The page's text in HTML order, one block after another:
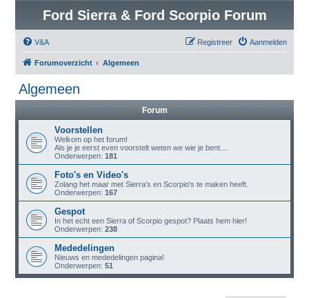
Ford Sierra & Ford Scorpio Forum
V&A Aanmelden
Registreer
Forumoverzicht Algemeen
Algemeen
Forum
Voorstellen
Welkom op het forum!
Als je je eerst even voorstelt weten we wie je bent....
Onderwerpen: 181
Foto's en Video's
Zolang het maar met Sierra's en Scorpio's te maken heeft.
Onderwerpen: 167
Gespot
In het echt een Sierra of Scorpio gespot? Plaats hem hier!
Onderwerpen: 238
Mededelingen
Nieuws en mededelingen pagina!
Onderwerpen: 51